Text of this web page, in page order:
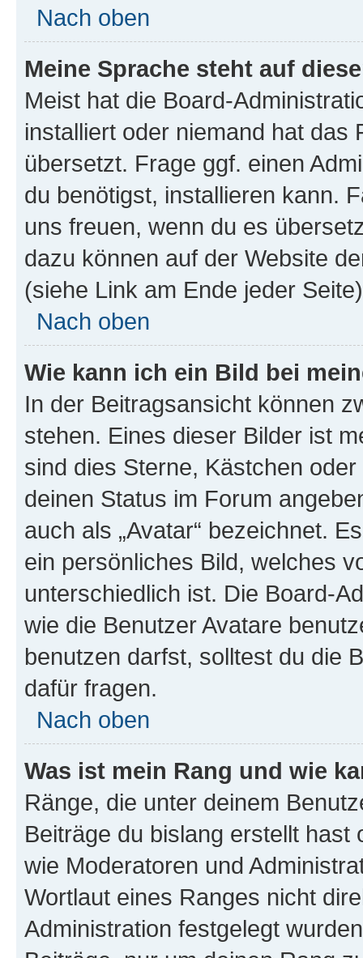
Nach oben
Meine Sprache steht auf
Meist hat die Board-
installiert oder niemand hat das
übersetzt. Frage ggf. einen
du benötigst, installieren kann.
uns freuen, wenn du es
dazu können auf der Website
(siehe Link am Ende jeder
Nach oben
Wie kann ich ein Bild bei
In der Beitragsansicht können
stehen. Eines dieser Bilder ist
sind dies Sterne, Kästchen
deinen Status im Forum
auch als „Avatar“ bezeichnet.
ein persönliches Bild, welches
unterschiedlich ist. Die Board-
wie die Benutzer Avatare
benutzen darfst, solltest du die
dafür fragen.
Nach oben
Was ist mein Rang und wie
Ränge, die unter deinem
Beiträge du bislang erstellt
wie Moderatoren und
Wortlaut eines Ranges nicht
Administration festgelegt